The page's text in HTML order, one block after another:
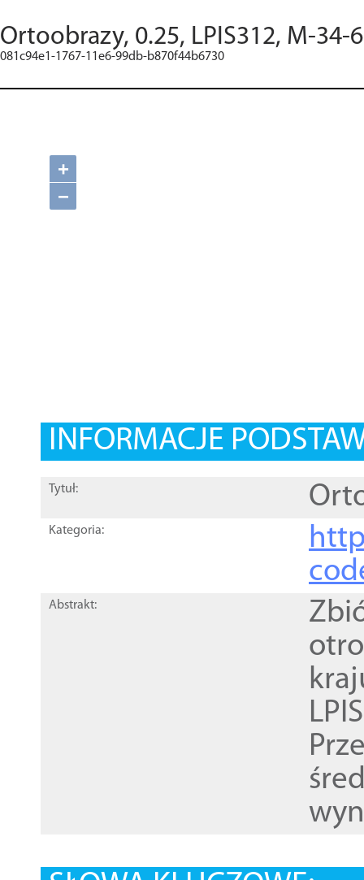
Ortoobrazy, 0.25, LPIS312, M-34-
081c94e1-1767-11e6-99db-b870f44b6730
+
−
INFORMACJE
Tytuł:
Kategoria:
Abstrakt: